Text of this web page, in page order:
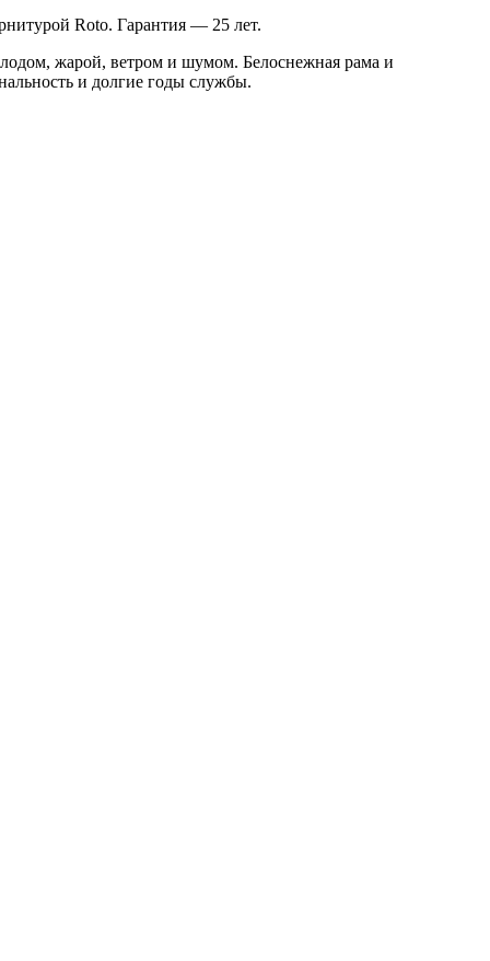
Roto. Гарантия — 25 лет.
жарой, ветром и шумом. Белоснежная рама и
и долгие годы службы.